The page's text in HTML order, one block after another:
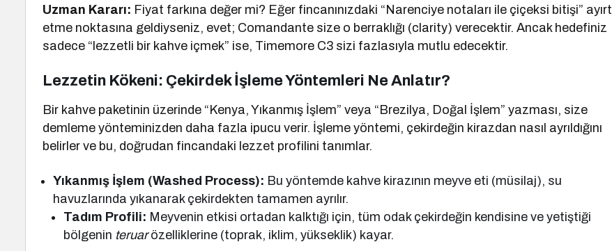
Uzman Kararı: Fiyat farkına değer mi? Eğer fincanınızdaki “Narenciye notaları ile çiçeksi bitişi” ayırt
etme noktasına geldiyseniz, evet; Comandante size o berraklığı (clarity) verecektir. Ancak hedefiniz
sadece “lezzetli bir kahve içmek” ise, Timemore C3 sizi fazlasıyla mutlu edecektir.
Lezzetin Kökeni: Çekirdek İşleme Yöntemleri Ne Anlatır?
Bir kahve paketinin üzerinde “Kenya, Yıkanmış İşlem” veya “Brezilya, Doğal İşlem” yazması, size
demleme yönteminizden daha fazla ipucu verir. İşleme yöntemi, çekirdeğin kirazdan nasıl ayrıldığını
belirler ve bu, doğrudan fincandaki lezzet profilini tanımlar.
Yıkanmış İşlem (Washed Process): Bu yöntemde kahve kirazının meyve eti (müsilaj), su
havuzlarında yıkanarak çekirdekten tamamen ayrılır.
Tadım Profili: Meyvenin etkisi ortadan kalktığı için, tüm odak çekirdeğin kendisine ve yetiştiği
bölgenin teruarözelliklerine (toprak, iklim, yükseklik) kayar.